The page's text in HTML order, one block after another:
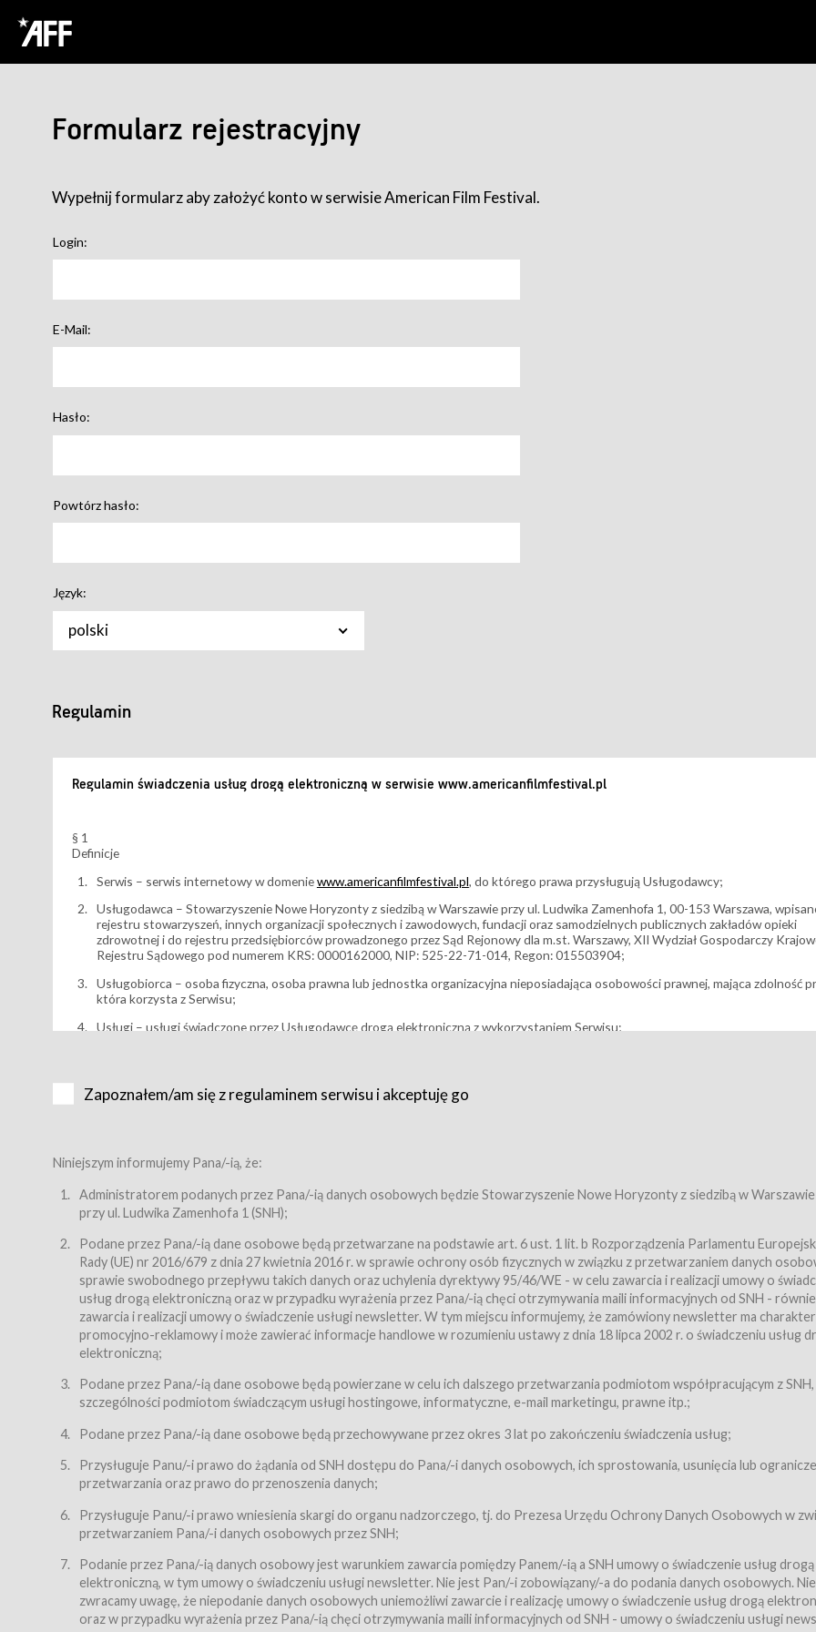
Formularz rejestracyjny
Wypełnij formularz aby założyć konto w serwisie American Film Festival.
Login:
E-Mail:
Hasło:
Powtórz hasło:
Język:
polski
Regulamin
Regulamin świadczenia usług drogą elektroniczną w serwisie www.americanfilmfestival.pl
§ 1
Definicje
Serwis – serwis internetowy w domeniewww.americanfilmfestival.pl, do którego prawa przysługują Usługodawcy;
Usługodawca – Stowarzyszenie Nowe Horyzonty z siedzibą w Warszawie przy ul. Ludwika Zamenhofa 1, 00-153 Warszawa,
rejestru stowarzyszeń, innych organizacji społecznych i zawodowych, fundacji oraz samodzielnych publicznych zakładów opieki
zdrowotnej i do rejestru przedsiębiorców prowadzonego przez Sąd Rejonowy dla m.st. Warszawy, XII Wydział Gospodarczy
Rejestru Sądowego pod numerem KRS: 0000162000, NIP: 525-22-71-014, Regon: 015503904;
Usługobiorca – osoba fizyczna, osoba prawna lub jednostka organizacyjna nieposiadająca osobowości prawnej, mająca zdolność
która korzysta z Serwisu;
Usługi – usługi świadczone przez Usługodawcę drogą elektroniczną z wykorzystaniem Serwisu;
Karnety – wybrane dokumenty potwierdzające zawarcie umowy z Usługodawcą i uprawniające do wzięcia udziału w Wydarzeniu,
Bilety – wybrane dokumenty potwierdzające zawarcie umowy z Usługodawcą i uprawniające do wzięcia udziału w Wydarzeniu,
przewidziane przez Usługodawcę dla danego Wydarzenia, tj. uprawniające do uczestnictwa w wielu albo w pojedynczych seansach
filmowych, wydarzeniach specjalnych i koncertach;
Sklep – sklep internetowy prowadzony przez Usługodawcę w Serwisie;
Regulamin – niniejszy regulamin.
§ 2
Postanowienia ogólne
Regulamin określa zasady:
świadczenia Usługobiorcom Usług przez Usługodawcę, z zastrzeżeniem usług, o których mowa w ust. 2 pkt. 4 i 5 poniżej,
zasady świadczenia precyzują odrębne regulaminy,
przetwarzania przez Usługodawcę danych osobowych Usługobiorców będących osobami fizycznymi.
Usługodawca świadczy w szczególności następujące Usługi:Usługodawca świadczy Usługi drogą elektroniczną w rozumieniu
dnia 18 lipca 2002 r. o świadczeniu usług drogą elektroniczną (Dz.U. z 2002 r., Nr 144, poz. 1204, z późń. zm.). Usługi świadczone są
nieodpłatnie.
usługę przeglądania i odczytywania przez Usługobiorców materiałów zamieszczanych w Serwisie,
usługę newsletter,
usługę zawierania na odległość umów nabycia Karnetów i Biletów,
usługę zawierania na odległość umów sprzedaży w Sklepie.
Usługodawca świadczy Usługi drogą elektroniczną w rozumieniu ustawy z dnia 18 lipca 2002 r. o świadczeniu usług drogą
(Dz.U. z 2002 r., Nr 144, poz. 1204, z późń. zm.). Usługi świadczone są nieodpłatnie.
Zapoznałem/am się z regulaminem serwisu i akceptuję go
Niniejszym informujemy Pana/-ią, że:
Administratorem podanych przez Pana/-ią danych osobowych będzie Stowarzyszenie Nowe Horyzonty z siedzibą w
przy ul. Ludwika Zamenhofa 1 (SNH);
Podane przez Pana/-ią dane osobowe będą przetwarzane na podstawie art. 6 ust. 1 lit. b Rozporządzenia Parlamentu
Rady (UE) nr 2016/679 z dnia 27 kwietnia 2016 r. w sprawie ochrony osób fizycznych w związku z przetwarzaniem danych
sprawie swobodnego przepływu takich danych oraz uchylenia dyrektywy 95/46/WE - w celu zawarcia i realizacji umowy o
usług drogą elektroniczną oraz w przypadku wyrażenia przez Pana/-ią chęci otrzymywania maili informacyjnych od SNH -
zawarcia i realizacji umowy o świadczenie usługi newsletter. W tym miejscu informujemy, że zamówiony newsletter ma charakter
promocyjno-reklamowy i może zawierać informacje handlowe w rozumieniu ustawy z dnia 18 lipca 2002 r. o świadczeniu usług
elektroniczną;
Podane przez Pana/-ią dane osobowe będą powierzane w celu ich dalszego przetwarzania podmiotom współpracującym z
szczególności podmiotom świadczącym usługi hostingowe, informatyczne, e-mail marketingu, prawne itp.;
Podane przez Pana/-ią dane osobowe będą przechowywane przez okres 3 lat po zakończeniu świadczenia usług;
Przysługuje Panu/-i prawo do żądania od SNH dostępu do Pana/-i danych osobowych, ich sprostowania, usunięcia lub
przetwarzania oraz prawo do przenoszenia danych;
Przysługuje Panu/-i prawo wniesienia skargi do organu nadzorczego, tj. do Prezesa Urzędu Ochrony Danych Osobowych w
przetwarzaniem Pana/-i danych osobowych przez SNH;
Podanie przez Pana/-ią danych osobowy jest warunkiem zawarcia pomiędzy Panem/-ią a SNH umowy o świadczenie usług drogą
elektroniczną, w tym umowy o świadczeniu usługi newsletter. Nie jest Pan/-i zobowiązany/-a do podania danych osobowych.
zwracamy uwagę, że niepodanie danych osobowych uniemożliwi zawarcie i realizację umowy o świadczenie usług drogą
oraz w przypadku wyrażenia przez Pana/-ią chęci otrzymywania maili informacyjnych od SNH - umowy o świadczeniu usługi